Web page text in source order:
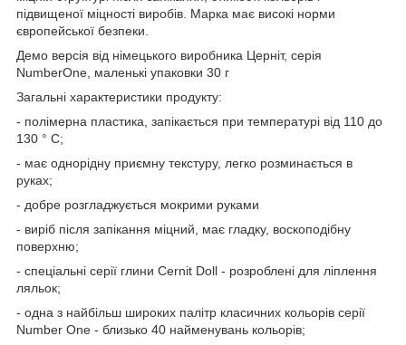
підвищеної міцності виробів. Марка має високі норми
європейської безпеки.
Демо версія від німецького виробника Церніт, серія
NumberOne, маленькі упаковки 30 г
Загальні характеристики продукту:
- полімерна пластика, запікається при температурі від 110 до
130 ° С;
- має однорідну приємну текстуру, легко розминається в
руках;
- добре розгладжується мокрими руками
- виріб після запікання міцний, має гладку, воскоподібну
поверхню;
- спеціальні серії глини Cernit Doll - розроблені для ліплення
ляльок;
- одна з найбільш широких палітр класичних кольорів серії
Number One - близько 40 найменувань кольорів;